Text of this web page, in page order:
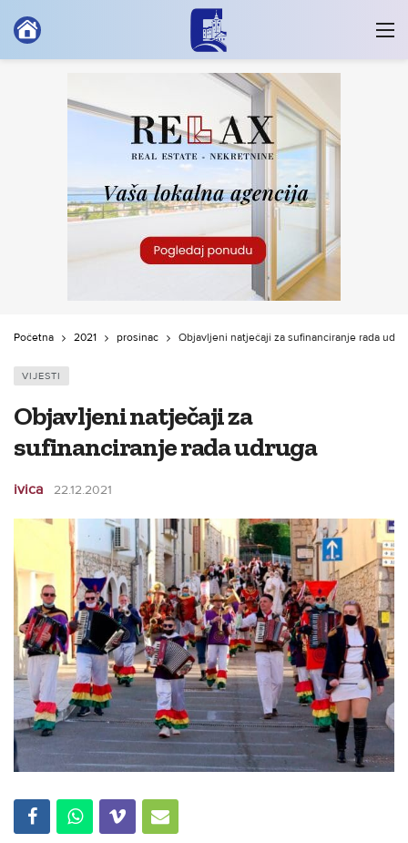
Početna 2021 prosinac Objavljeni natječaji za sufinanciranje rada
VIJESTI
Objavljeni natječaji za
sufinanciranje rada udruga
ivica 22.12.2021